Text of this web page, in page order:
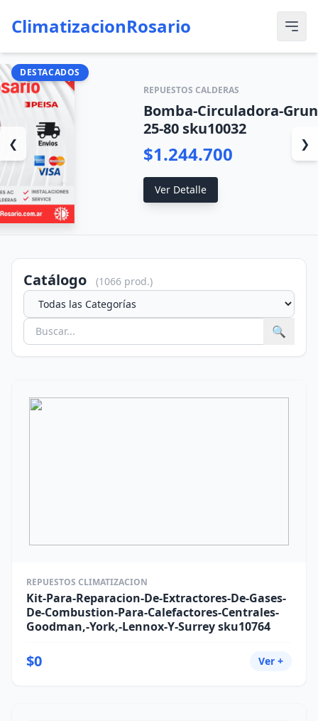
ClimatizacionRosario
DESTACADOS
REPUESTOS CALDERAS
Bomba-Circuladora-
25-80 sku10032
$1.244.700
Ver Detalle
❮ ❯
Catálogo (1066 prod.)
🔍
REPUESTOS CLIMATIZACION
Kit-Para-Reparacion-De-Extractores-De-Gases-
De-Combustion-Para-Calefactores-Centrales-
Goodman,-York,-Lennox-Y-Surrey sku10764
$0 Ver +